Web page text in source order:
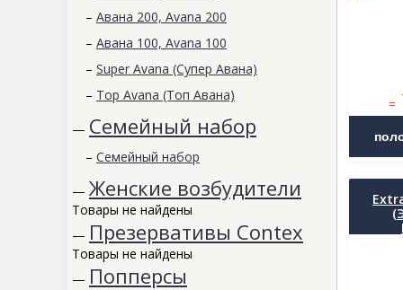
– Авана 200, Avana 200
– Авана 100, Avana 100
– Super Avana (Супер Авана)
– Top Avana (Топ Авана)
— Семейный набор
– Семейный набор
— Женские возбудители
Товары не найдены
— Презервативы Contex
Товары не найдены
— Попперсы
=